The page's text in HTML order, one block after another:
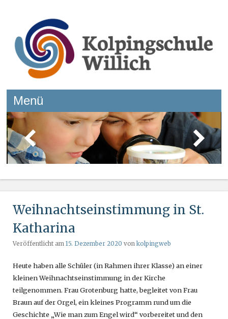
Kolpingschule Willich
Menü
Springe zum Inhalt
Weihnachtseinstimmung in St.
Katharina
Veröffentlicht am 15. Dezember 2020 von kolpingweb
Heute haben alle Schüler (in Rahmen ihrer Klasse) an einer
kleinen Weihnachtseinstimmung in der Kirche
teilgenommen. Frau Grotenburg hatte, begleitet von Frau
Braun auf der Orgel, ein kleines Programm rund um die
Geschichte „Wie man zum Engel wird“ vorbereitet und den